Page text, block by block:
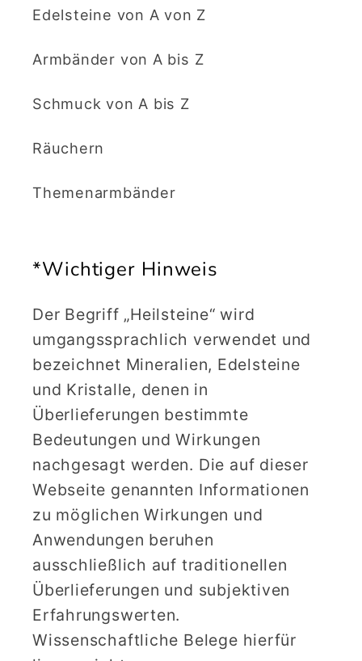
Edelsteine von A von Z
Armbänder von A bis Z
Schmuck von A bis Z
Räuchern
Themenarmbänder
*Wichtiger Hinweis
Der Begriff „Heilsteine“ wird
umgangssprachlich verwendet und
bezeichnet Mineralien, Edelsteine
und Kristalle, denen in
Überlieferungen bestimmte
Bedeutungen und Wirkungen
nachgesagt werden. Die auf dieser
Webseite genannten Informationen
zu möglichen Wirkungen und
Anwendungen beruhen
ausschließlich auf traditionellen
Überlieferungen und subjektiven
Erfahrungswerten.
Wissenschaftliche Belege hierfür